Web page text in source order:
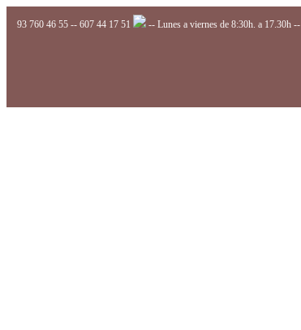
93 760 46 55 -- 607 44 17 51 -- Lunes a viernes de 8:30h. a 17.30h --